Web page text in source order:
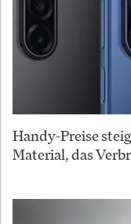
Handy-Preise
Material, das